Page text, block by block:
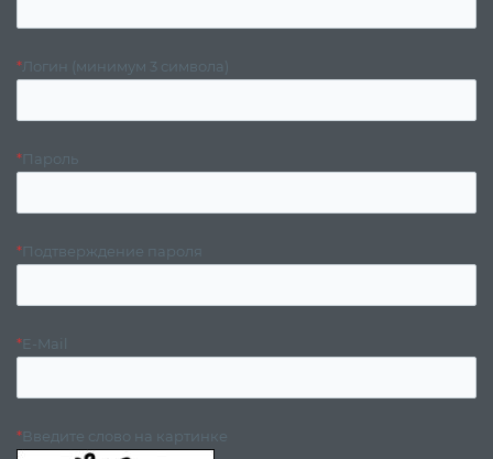
*Логин (минимум 3 символа)
*Пароль
*Подтверждение пароля
*E-Mail
*Введите слово на картинке